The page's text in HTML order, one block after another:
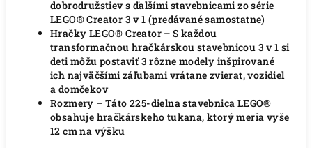
dobrodružstiev s ďalšími stavebnicami zo série
LEGO® Creator 3 v 1 (predávané samostatne)
Hračky LEGO® Creator – S každou
transformačnou hračkárskou stavebnicou 3 v 1 si
deti môžu postaviť 3 rôzne modely inšpirované
ich najväčšími záľubami vrátane zvierat, vozidiel
a domčekov
Rozmery – Táto 225-dielna stavebnica LEGO®
obsahuje hračkárskeho tukana, ktorý meria vyše
12 cm na výšku